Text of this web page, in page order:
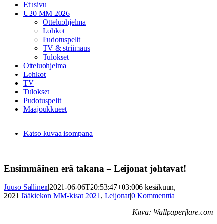
Etusivu
U20 MM 2026
Otteluohjelma
Lohkot
Pudotuspelit
TV & striimaus
Tulokset
Otteluohjelma
Lohkot
TV
Tulokset
Pudotuspelit
Maajoukkueet
Katso kuvaa isompana
Ensimmäinen erä takana – Leijonat johtavat!
Juuso Sallinen|2021-06-06T20:53:47+03:006 kesäkuun,
2021|Jääkiekon MM-kisat 2021, Leijonat|0 Kommenttia
Kuva: Wallpaperflare.com